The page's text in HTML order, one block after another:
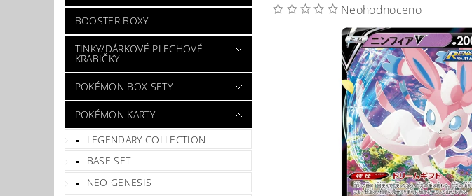
BOOSTER BOXY
TINKY/DÁRKOVÉ PLECHOVÉ
KRABIČKY
POKÉMON BOX SETY
POKÉMON KARTY
LEGENDARY COLLECTION
BASE SET
NEO GENESIS
Neohodnoceno